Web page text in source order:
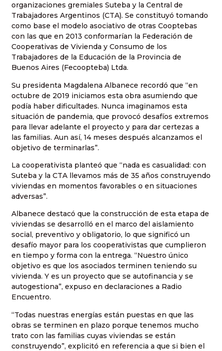
organizaciones gremiales Suteba y la Central de
Trabajadores Argentinos (CTA). Se constituyó tomando
como base el modelo asociativo de otras Cooptebas
con las que en 2013 conformarían la Federación de
Cooperativas de Vivienda y Consumo de los
Trabajadores de la Educación de la Provincia de
Buenos Aires (Fecoopteba) Ltda.
Su presidenta Magdalena Albanece recordó que “en
octubre de 2019 iniciamos esta obra asumiendo que
podía haber dificultades. Nunca imaginamos esta
situación de pandemia, que provocó desafíos extremos
para llevar adelante el proyecto y para dar certezas a
las familias. Aun así, 14 meses después alcanzamos el
objetivo de terminarlas”.
La cooperativista planteó que “nada es casualidad: con
Suteba y la CTA llevamos más de 35 años construyendo
viviendas en momentos favorables o en situaciones
adversas”.
Albanece destacó que la construcción de esta etapa de
viviendas se desarrolló en el marco del aislamiento
social, preventivo y obligatorio, lo que significó un
desafío mayor para los cooperativistas que cumplieron
en tiempo y forma con la entrega. “Nuestro único
objetivo es que los asociados terminen teniendo su
vivienda. Y es un proyecto que se autofinancia y se
autogestiona”, expuso en declaraciones a Radio
Encuentro.
“Todas nuestras energías están puestas en que las
obras se terminen en plazo porque tenemos mucho
trato con las familias cuyas viviendas se están
construyendo”, explicitó en referencia a que si bien el